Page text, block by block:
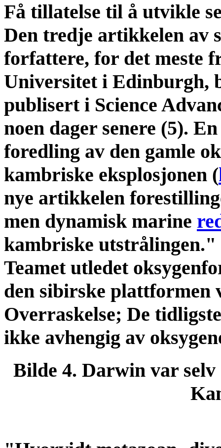
Få tillatelse til å utvikle
Den tredje artikkelen av
forfattere, for det meste
Universitet i Edinburgh,
publisert i Science
noen dager senere (5). En
foredling av den gamle
kambriske eksplosjonen (
nye artikkelen
men dynamisk marine
kambriske utstrålingen."
Teamet utledet
den sibirske plattformen
Overraskelse; De
ikke avhengig av
Bilde 4. Darwin var